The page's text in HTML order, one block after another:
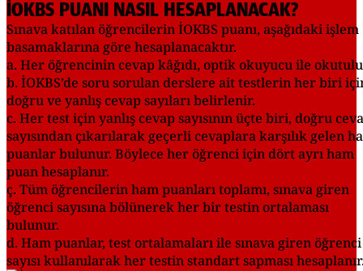
İOKBS PUANI NASIL HESAPLANACAK?
Sınava katılan öğrencilerin İOKBS puanı, aşağıdaki işlem
basamaklarına göre hesaplanacaktır.
a. Her öğrencinin cevap kâğıdı, optik okuyucu ile
b. İOKBS’de soru sorulan derslere ait testlerin her biri
doğru ve yanlış cevap sayıları belirlenir.
c. Her test için yanlış cevap sayısının üçte biri, doğru
sayısından çıkarılarak geçerli cevaplara karşılık gelen
puanlar bulunur. Böylece her öğrenci için dört ayrı ham
puan hesaplanır.
ç. Tüm öğrencilerin ham puanları toplamı, sınava giren
öğrenci sayısına bölünerek her bir testin ortalaması
bulunur.
d. Ham puanlar, test ortalamaları ile sınava giren öğrenci
sayısı kullanılarak her testin standart sapması